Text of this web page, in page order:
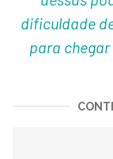
dificuldade
para chegar